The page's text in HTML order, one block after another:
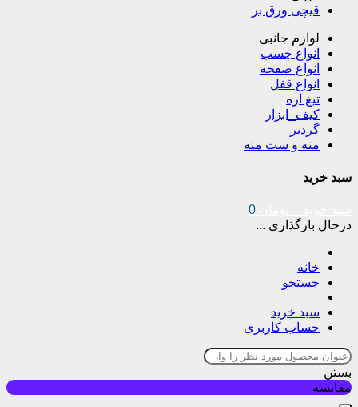
قیچی ورق بر
لوازم جانبی
انواع چسب
انواع صفحه
انواع قفل
تیغ اره
کیف_ابزار
گردبر
مته و ست مته
سبد خرید
0
درحال بارگذاری ...
خانه
جستجو
سبد خرید
حساب کاربری
بستن
مقایسه